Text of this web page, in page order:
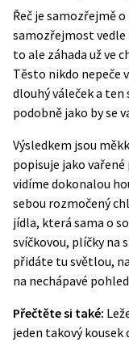
Řeč je samozřejmě
samozřejmost vedle
to ale záhada už ve
Těsto nikdo nepeče
dlouhý váleček a ten
podobně jako by se
Výsledkem jsou
popisuje jako
vidíme dokonalou
sebou rozmočený
jídla, která sama o
svíčkovou, plíčky na
přidáte tu světlou,
na nechápavé
Přečtěte si také:
jeden takový kousek